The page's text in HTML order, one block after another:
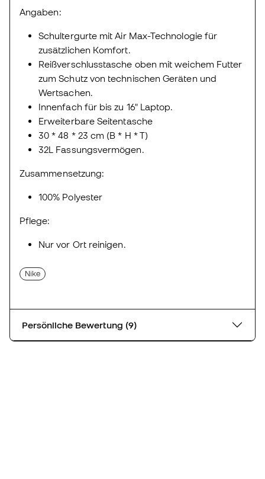
Angaben:
Schultergurte mit Air Max-Technologie für
zusätzlichen Komfort.
Reißverschlusstasche oben mit weichem Futter
zum Schutz von technischen Geräten und
Wertsachen.
Innenfach für bis zu 16" Laptop.
Erweiterbare Seitentasche
30 * 48 * 23 cm (B * H * T)
32L Fassungsvermögen.
Zusammensetzung:
100% Polyester
Pflege:
Nur vor Ort reinigen.
Nike
Persönliche Bewertung (9)